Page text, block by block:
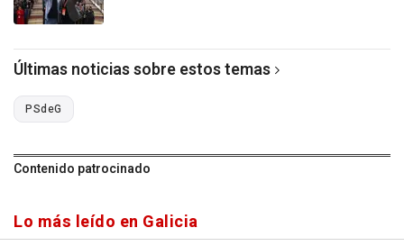
Últimas noticias sobre estos temas
PSdeG
Contenido patrocinado
Lo más leído en Galicia